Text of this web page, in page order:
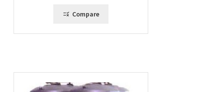
Compare